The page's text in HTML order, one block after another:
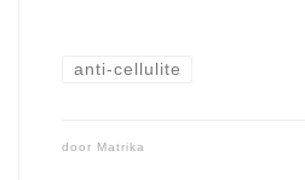
anti-cellulite
door Matrika